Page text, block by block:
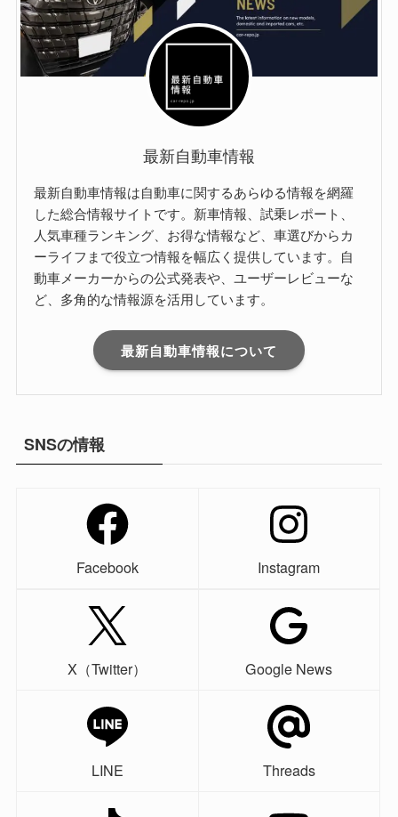
最新自動車情報
最新自動車情報は自動車に関するあらゆる情報を網羅
した総合情報サイトです。新車情報、試乗レポート、
人気車種ランキング、お得な情報など、車選びからカ
ーライフまで役立つ情報を幅広く提供しています。自
動車メーカーからの公式発表や、ユーザーレビューな
ど、多角的な情報源を活用しています。
最新自動車情報について
SNSの情報
Facebook Instagram
X（Twitter） Google News
LINE Threads